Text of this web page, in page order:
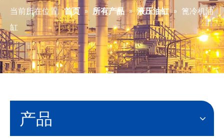
当前所在位置: 首页 » 所有产品 » 液压油缸 » 篦冷机油
缸
产品